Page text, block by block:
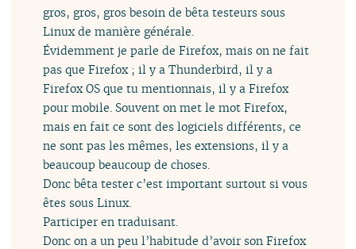
gros, gros, gros besoin de bêta testeurs sous
Linux de manière générale.
Évidemment je parle de Firefox, mais on ne fait
pas que Firefox ; il y a Thunderbird, il y a
Firefox OS que tu mentionnais, il y a Firefox
pour mobile. Souvent on met le mot Firefox,
mais en fait ce sont des logiciels différents, ce
ne sont pas les mêmes, les extensions, il y a
beaucoup beaucoup de choses.
Donc bêta tester c’est important surtout si vous
êtes sous Linux.
Participer en traduisant.
Donc on a un peu l’habitude d’avoir son Firefox